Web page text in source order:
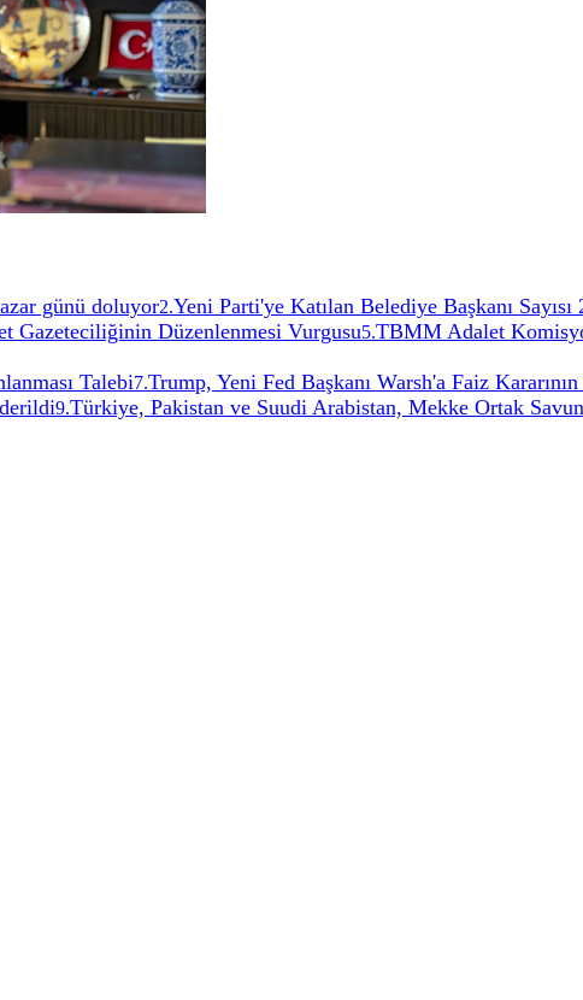
günü doluyor2.Yeni Parti'ye Katılan Belediye Başkanı Sayısı
Gazeteciliğinin Düzenlenmesi Vurgusu5.TBMM Adalet
Talebi7.Trump, Yeni Fed Başkanı Warsh'a Faiz
9.Türkiye, Pakistan ve Suudi Arabistan, Mekke Ortak